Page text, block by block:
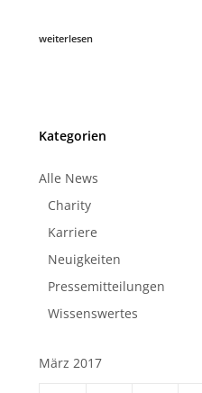
weiterlesen
Kategorien
Alle News
Charity
Karriere
Neuigkeiten
Pressemitteilungen
Wissenswertes
März 2017